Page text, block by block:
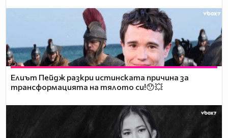
Елиът Пейдж разкри истинската причина за
трансформацията на тялото си!😯💥